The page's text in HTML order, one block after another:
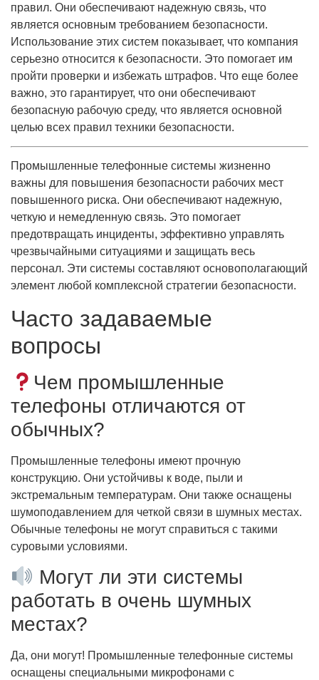
правил. Они обеспечивают надежную связь, что
является основным требованием безопасности.
Использование этих систем показывает, что компания
серьезно относится к безопасности. Это помогает им
пройти проверки и избежать штрафов. Что еще более
важно, это гарантирует, что они обеспечивают
безопасную рабочую среду, что является основной
целью всех правил техники безопасности.
Промышленные телефонные системы жизненно
важны для повышения безопасности рабочих мест
повышенного риска. Они обеспечивают надежную,
четкую и немедленную связь. Это помогает
предотвращать инциденты, эффективно управлять
чрезвычайными ситуациями и защищать весь
персонал. Эти системы составляют основополагающий
элемент любой комплексной стратегии безопасности.
Часто задаваемые
вопросы
Чем промышленные
телефоны отличаются от
обычных?
Промышленные телефоны имеют прочную
конструкцию. Они устойчивы к воде, пыли и
экстремальным температурам. Они также оснащены
шумоподавлением для четкой связи в шумных местах.
Обычные телефоны не могут справиться с такими
суровыми условиями.
Могут ли эти системы
работать в очень шумных
местах?
Да, они могут! Промышленные телефонные системы
оснащены специальными микрофонами с